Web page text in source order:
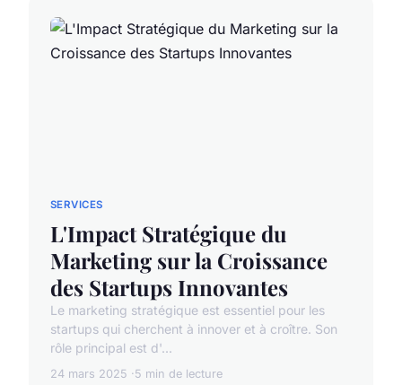
SERVICES
L'Impact Stratégique du
Marketing sur la Croissance
des Startups Innovantes
Le marketing stratégique est essentiel pour les
startups qui cherchent à innover et à croître. Son
rôle principal est d'...
24 mars 2025 5 min de lecture